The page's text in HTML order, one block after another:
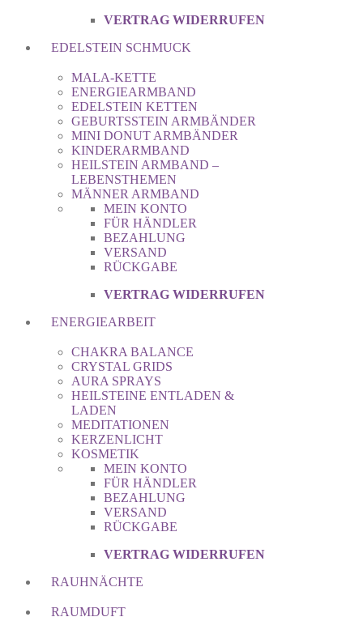
VERTRAG WIDERRUFEN
EDELSTEIN SCHMUCK
MALA-KETTE
ENERGIEARMBAND
EDELSTEIN KETTEN
GEBURTSSTEIN ARMBÄNDER
MINI DONUT ARMBÄNDER
KINDERARMBAND
HEILSTEIN ARMBAND –
LEBENSTHEMEN
MÄNNER ARMBAND
MEIN KONTO
FÜR HÄNDLER
BEZAHLUNG
VERSAND
RÜCKGABE
VERTRAG WIDERRUFEN
ENERGIEARBEIT
CHAKRA BALANCE
CRYSTAL GRIDS
AURA SPRAYS
HEILSTEINE ENTLADEN &
LADEN
MEDITATIONEN
KERZENLICHT
KOSMETIK
MEIN KONTO
FÜR HÄNDLER
BEZAHLUNG
VERSAND
RÜCKGABE
VERTRAG WIDERRUFEN
RAUHNÄCHTE
RAUMDUFT